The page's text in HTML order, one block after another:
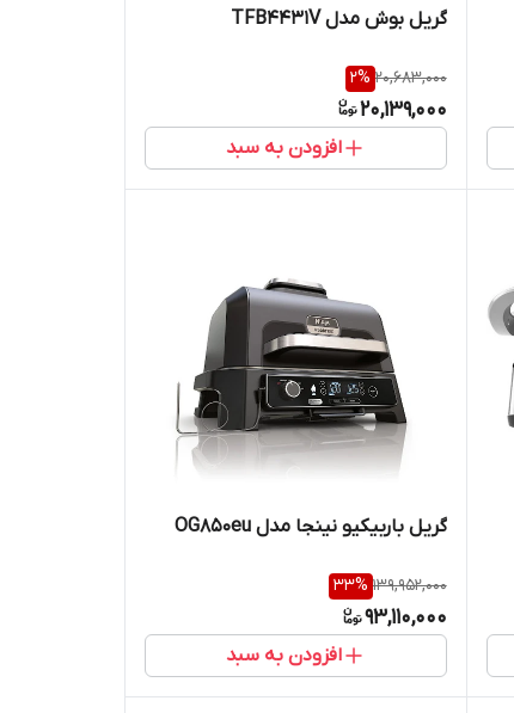
گریل بوش مدل TFB4431V
20,683,000
2%
20,139,000
افزودن به سبد
گریل باربیکیو نینجا مدل OG850eu
139,952,000
33%
93,110,000
افزودن به سبد